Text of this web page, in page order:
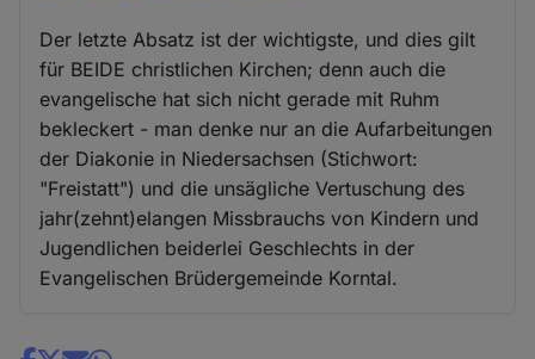
Der letzte Absatz ist der wichtigste, und dies gilt
für BEIDE christlichen Kirchen; denn auch die
evangelische hat sich nicht gerade mit Ruhm
bekleckert - man denke nur an die Aufarbeitungen
der Diakonie in Niedersachsen (Stichwort:
"Freistatt") und die unsägliche Vertuschung des
jahr(zehnt)elangen Missbrauchs von Kindern und
Jugendlichen beiderlei Geschlechts in der
Evangelischen Brüdergemeinde Korntal.